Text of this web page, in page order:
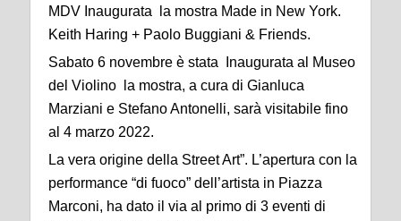
MDV Inaugurata la mostra Made in New York.
Keith Haring + Paolo Buggiani & Friends.
Sabato 6 novembre è stata Inaugurata al Museo
del Violino la mostra, a cura di Gianluca
Marziani e Stefano Antonelli, sarà visitabile fino
al 4 marzo 2022.
La vera origine della Street Art”. L’apertura con la
performance “di fuoco” dell’artista in Piazza
Marconi, ha dato il via al primo di 3 eventi di